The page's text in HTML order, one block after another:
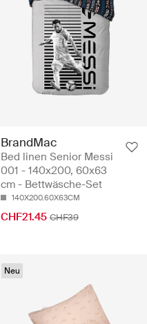
BrandMac
Bed linen Senior Messi
001 - 140x200, 60x63
cm - Bettwäsche-Set
140X200.60X63CM
CHF21.45 CHF39
Neu